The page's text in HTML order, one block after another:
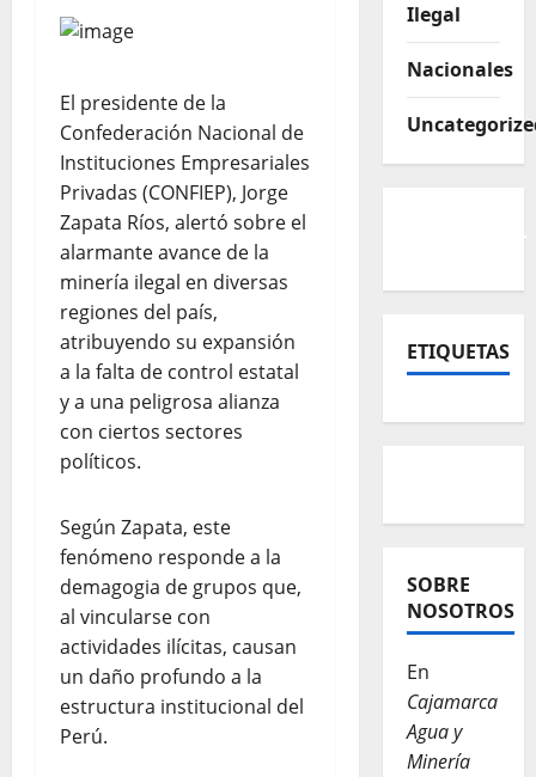
El presidente de la
Confederación Nacional de
Instituciones Empresariales
Privadas (CONFIEP), Jorge
Zapata Ríos, alertó sobre el
alarmante avance de la
minería ilegal en diversas
regiones del país,
atribuyendo su expansión
a la falta de control estatal
y a una peligrosa alianza
con ciertos sectores
políticos.
Según Zapata, este
fenómeno responde a la
demagogia de grupos que,
al vincularse con
actividades ilícitas, causan
un daño profundo a la
estructura institucional del
Perú.
Ilegal
Nacionales
ETIQUETAS
SOBRE
NOSOTROS
En
Cajamarca
Agua y
Minería